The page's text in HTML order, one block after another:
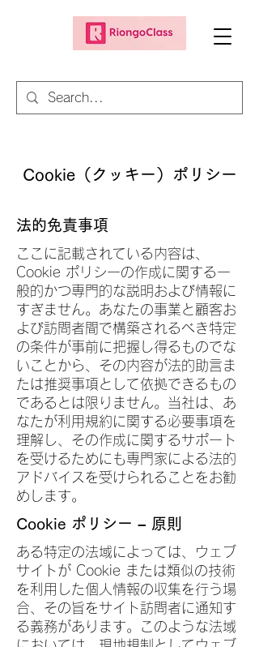
Cookie（クッキー）ポリシー
法的免責事項
ここに記載されている内容は、
Cookie ポリシーの作成に関する一
般的かつ専門的な説明および情報に
すぎません。あなたの事業と顧客お
よび訪問者間で構築されるべき特定
の条件が事前に把握し得るものでな
いことから、その内容が法的助言ま
たは推奨事項として依拠できるもの
であるとは限りません。当社は、あ
なたが利用規約に関する必要事項を
理解し、その作成に関するサポート
を受けるためにも専門家による法的
アドバイスを受けられることをお勧
めします。
Cookie ポリシー – 原則
ある特定の法域によっては、ウェブ
サイトが Cookie または類似の技術
を利用した個人情報の収集を行う場
合、その旨をサイト訪問者に通知す
る義務があります。このような法域